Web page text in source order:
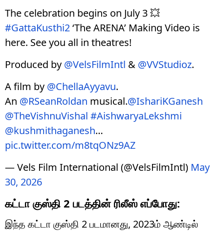
The celebration begins on July 3 💥
#GattaKusthi2‘The ARENA’ Making Video is
here. See you all in theatres!
Produced by @VelsFilmIntl & @VVStudioz.
A film by @ChellaAyyavu.
An @RSeanRoldan musical.@IshariKGanesh
@TheVishnuVishal #AishwaryaLekshmi
@kushmithaganesh…
pic.twitter.com/m8tqONz9AZ
— Vels Film International (@VelsFilmIntl) May
30, 2026
கட்டா குஸ்தி 2 படத்தின் ரிலீஸ் எப்போது:
இந்த கட்டா குஸ்தி 2 படமானது, 2023ம் ஆண்டில்